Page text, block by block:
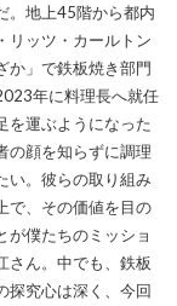
。地上45階から都内
リッツ・カールトン
か」で鉄板焼き部門
年に料理長へ就任
を運ぶようになった
の顔を知らずに調理
い。彼らの取り組み
で、その価値を目の
が僕たちのミッショ
さん。中でも、鉄板
探究心は深く、今回